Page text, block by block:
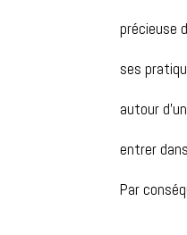
précieuse
ses
autour
entrer
Par